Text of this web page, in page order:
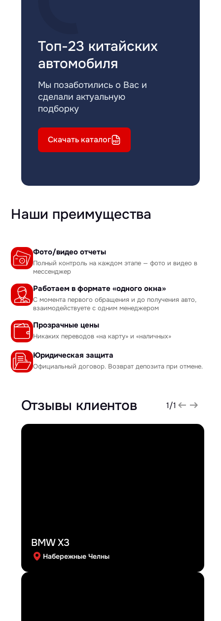
Топ-23 китайских
автомобиля
Мы позаботились о Вас и
сделали актуальную
подборку
Скачать каталог
Наши преимущества
Фото/видео отчеты
Полный контроль на каждом этапе — фото и видео в
мессенджер
Работаем в формате «одного окна»
С момента первого обращения и до получения авто,
взаимодействуете с одним менеджером
Прозрачные цены
Никаких переводов «на карту» и «наличных»
Юридическая защита
Официальный договор. Возврат депозита при отмене.
Отзывы клиентов 1/1
BMW X3
Набережные Челны